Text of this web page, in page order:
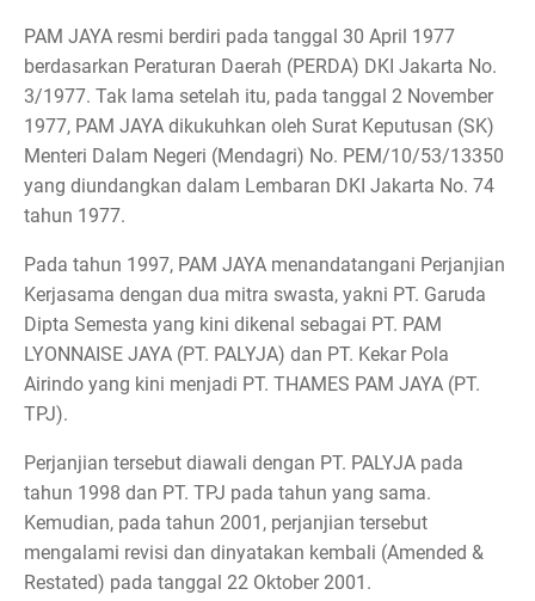
PAM JAYA resmi berdiri pada tanggal 30 April 1977
berdasarkan Peraturan Daerah (PERDA) DKI Jakarta No.
3/1977. Tak lama setelah itu, pada tanggal 2 November
1977, PAM JAYA dikukuhkan oleh Surat Keputusan (SK)
Menteri Dalam Negeri (Mendagri) No. PEM/10/53/13350
yang diundangkan dalam Lembaran DKI Jakarta No. 74
tahun 1977.
Pada tahun 1997, PAM JAYA menandatangani Perjanjian
Kerjasama dengan dua mitra swasta, yakni PT. Garuda
Dipta Semesta yang kini dikenal sebagai PT. PAM
LYONNAISE JAYA (PT. PALYJA) dan PT. Kekar Pola
Airindo yang kini menjadi PT. THAMES PAM JAYA (PT.
TPJ).
Perjanjian tersebut diawali dengan PT. PALYJA pada
tahun 1998 dan PT. TPJ pada tahun yang sama.
Kemudian, pada tahun 2001, perjanjian tersebut
mengalami revisi dan dinyatakan kembali (Amended &
Restated) pada tanggal 22 Oktober 2001.